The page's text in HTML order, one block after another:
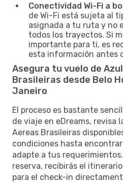
Conectividad Wi-Fi a
de Wi-Fi está sujeta al
asignada a tu ruta y no
todos los trayectos. Si
importante para ti, es
esta información antes
Asegura tu vuelo de
Brasileiras desde Belo
Janeiro
El proceso es bastante
de viaje en eDreams, revisa
Aereas Brasileiras
condiciones hasta
adapte a tus
reserva, recibirás el
para el check-in